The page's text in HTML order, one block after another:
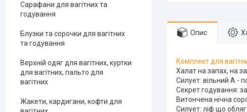
Опис
Комплект для
Халат на запах, на
Силует: вільний А -
Секрет годування:
Витончена нічна
Силует: ліф що
Сарафани для вагітних та
годування
Блузки та сорочки для вагітних
та годування
Верхній одяг для вагітних, куртки
для вагітних, пальто для
вагітних
Жакети, кардигани, кофти для